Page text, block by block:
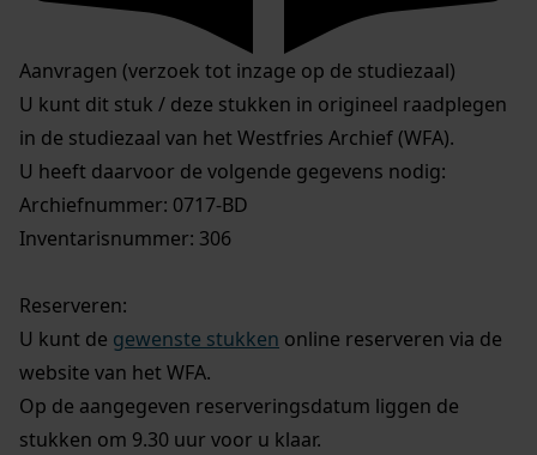
Aanvragen (verzoek tot inzage op de studiezaal)
U kunt dit stuk / deze stukken in origineel raadplegen
in de studiezaal van het Westfries Archief (WFA).
U heeft daarvoor de volgende gegevens nodig:
Archiefnummer: 0717-BD
Inventarisnummer: 306
Reserveren:
U kunt de gewenste stukken online reserveren via de
website van het WFA.
Op de aangegeven reserveringsdatum liggen de
stukken om 9.30 uur voor u klaar.